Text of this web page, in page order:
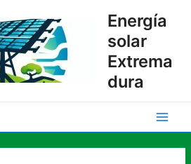
Energía
solar
Extrema
dura
Main